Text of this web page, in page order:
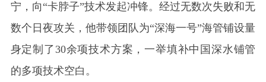
宁，向“卡脖子”技术发起冲锋。经过无数次失败和无
数个日夜攻关，他带领团队为“深海一号”海管铺设量
身定制了30余项技术方案，一举填补中国深水铺管
的多项技术空白。